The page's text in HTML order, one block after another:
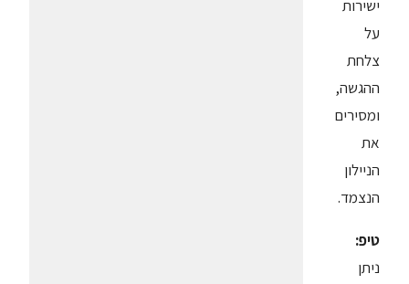
ישירות
על
צלחת
ההגשה,
ומסירים
את
הניילון
הנצמד.
טיפ:
ניתן